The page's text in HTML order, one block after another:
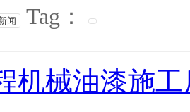
闻 Tag：
机械油漆施